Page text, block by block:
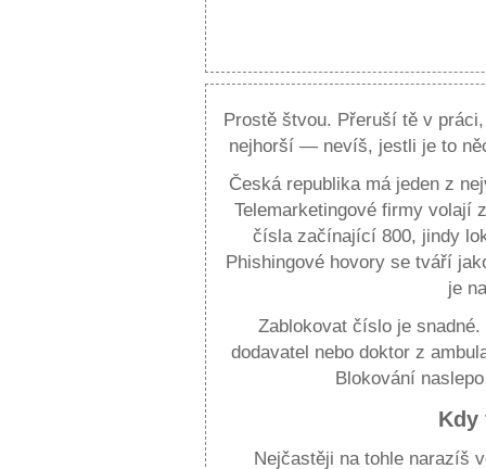
Prostě štvou. Přeruší tě v
nejhorší — nevíš, jestli je to
Česká republika má jeden z
Telemarketingové firmy
čísla začínající 800, jindy
Phishingové hovory se tváří
je
Zablokovat číslo je
dodavatel nebo doktor z
Blokování
Kdy
Nejčastěji na tohle narazíš